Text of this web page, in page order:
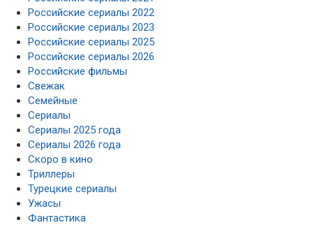
Российские сериалы 2022
Российские сериалы 2023
Российские сериалы 2025
Российские сериалы 2026
Российские фильмы
Свежак
Семейные
Сериалы
Сериалы 2025 года
Сериалы 2026 года
Скоро в кино
Триллеры
Турецкие сериалы
Ужасы
Фантастика